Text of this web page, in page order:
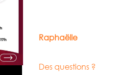
Raphaëlle
Des questions ?